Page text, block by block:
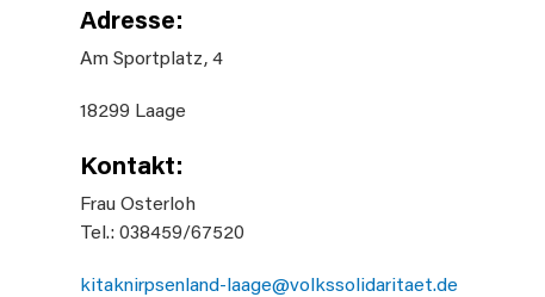
Adresse:
Am Sportplatz, 4
18299 Laage
Kontakt:
Frau Osterloh
Tel.: 038459/67520
kitaknirpsenland-laage@volkssolidaritaet.de